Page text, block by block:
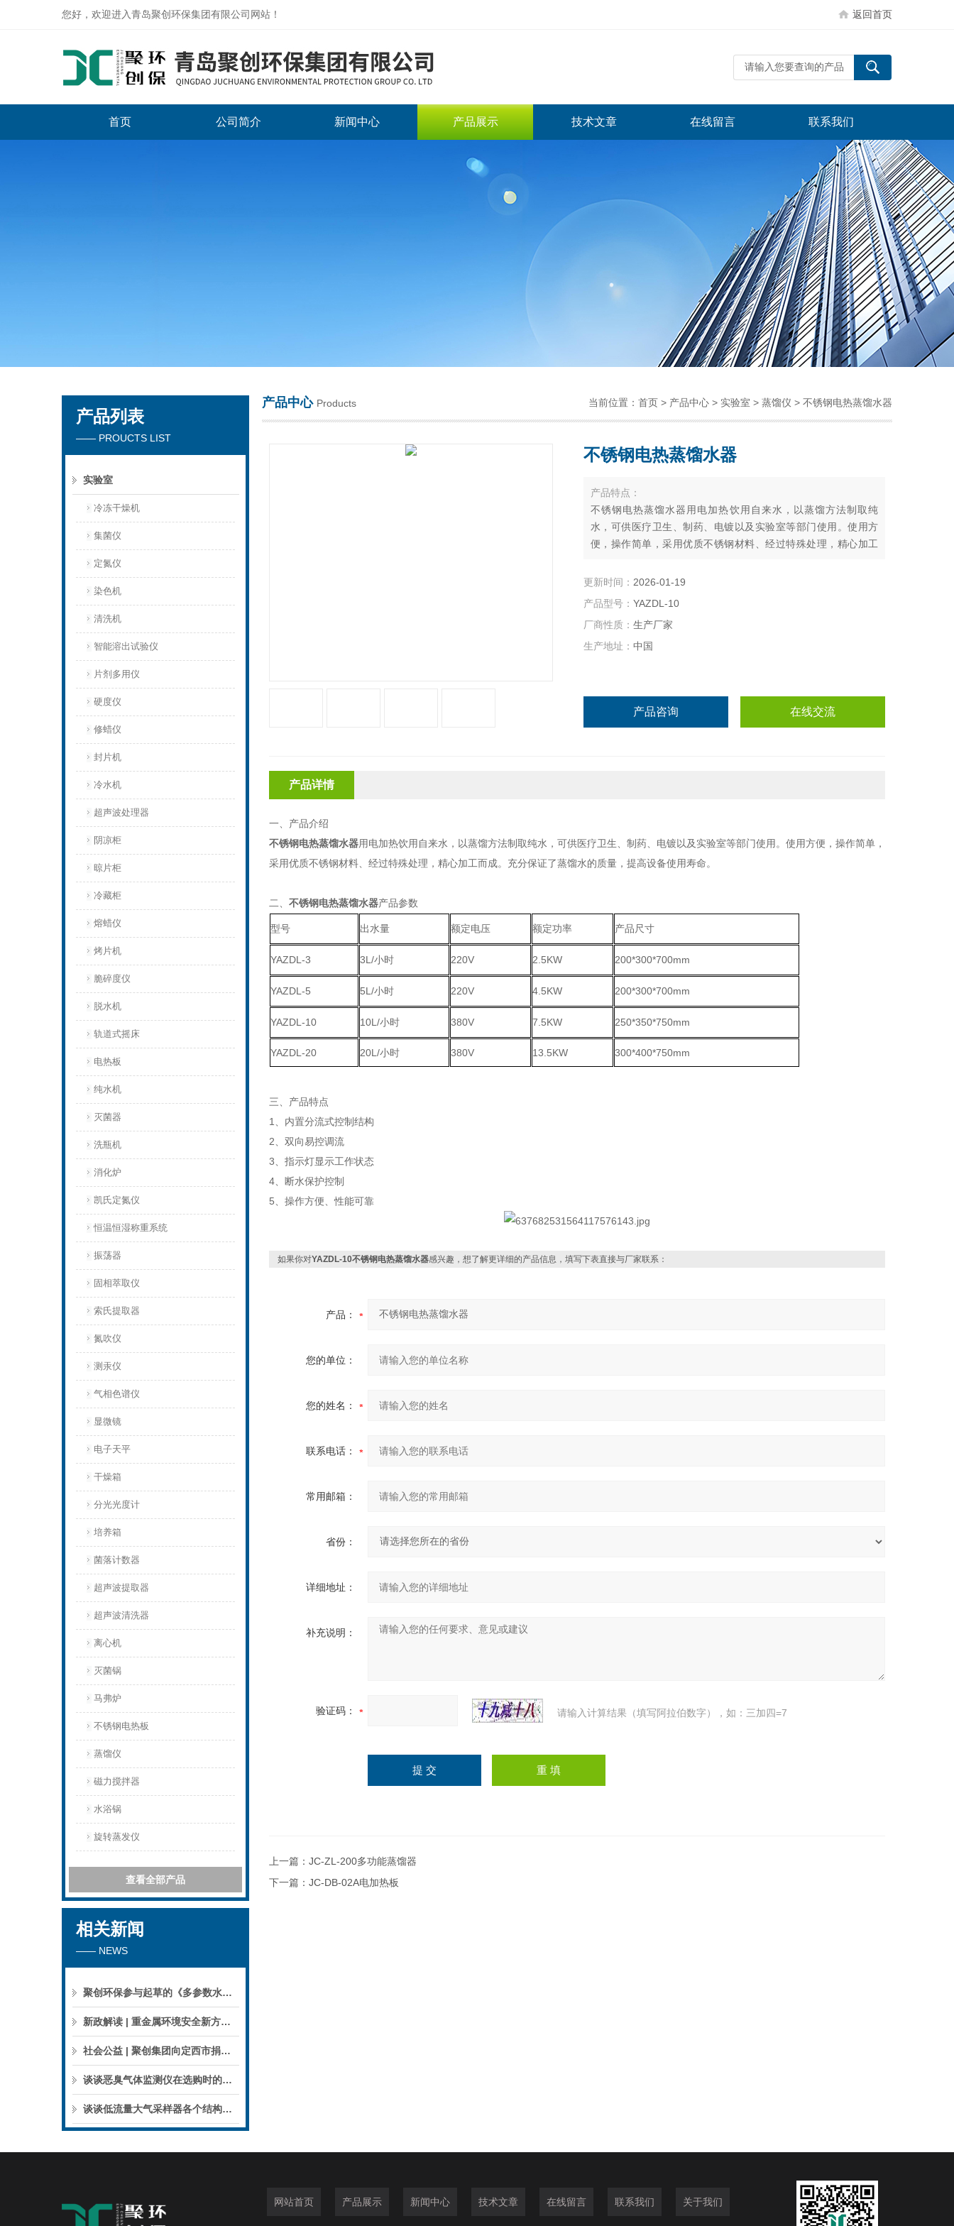
您好，欢迎进入青岛聚创环保集团有限公司网站！ 返回首页
首页 公司简介 新闻中心 产品展示 技术文章 在线留言 联系我们
产品列表
—— PROUCTS LIST
实验室
冷冻干燥机
集菌仪
定氮仪
染色机
清洗机
智能溶出试验仪
片剂多用仪
硬度仪
修蜡仪
封片机
冷水机
超声波处理器
阴凉柜
晾片柜
冷藏柜
熔蜡仪
烤片机
脆碎度仪
脱水机
轨道式摇床
电热板
纯水机
灭菌器
洗瓶机
消化炉
凯氏定氮仪
恒温恒湿称重系统
振荡器
固相萃取仪
索氏提取器
氮吹仪
测汞仪
气相色谱仪
显微镜
电子天平
干燥箱
分光光度计
培养箱
菌落计数器
超声波提取器
超声波清洗器
离心机
灭菌锅
马弗炉
不锈钢电热板
蒸馏仪
磁力搅拌器
水浴锅
旋转蒸发仪
查看全部产品
相关新闻
—— NEWS
聚创环保参与起草的《多参数水质分析仪》团标正式公布，促进国产仪器创新升级
新政解读 | 重金属环境安全新方案来了，聚焦5省21市！
社会公益 | 聚创集团向定西市捐赠检验检测仪器设备
谈谈恶臭气体监测仪在选购时的建议和指南
谈谈低流量大气采样器各个结构的特点
产品中心 Products 当前位置： 首页 > 产品中心 > 实验室 > 蒸馏仪 > 不锈钢电热蒸馏水器
不锈钢电热蒸馏水器
产品特点：
不锈钢电热蒸馏水器用电加热饮用自来水，以蒸馏方法制取纯
水，可供医疗卫生、制药、电镀以及实验室等部门使用。使用方
便，操作简单，采用优质不锈钢材料、经过特殊处理，精心加工
更新时间： 2026-01-19
产品型号： YAZDL-10
厂商性质： 生产厂家
生产地址： 中国
产品咨询 在线交流
产品详情
一、产品介绍
不锈钢电热蒸馏水器用电加热饮用自来水，以蒸馏方法制取纯水，可供医疗卫生、制药、电镀以及实验室等部门使用。使用方便，操作简单，
采用优质不锈钢材料、经过特殊处理，精心加工而成。充分保证了蒸馏水的质量，提高设备使用寿命。
二、 不锈钢电热蒸馏水器产品参数
型号 出水量 额定电压 额定功率 产品尺寸
YAZDL-3 3L/小时 220V 2.5KW 200*300*700mm
YAZDL-5 5L/小时 220V 4.5KW 200*300*700mm
YAZDL-10 10L/小时 380V 7.5KW 250*350*750mm
YAZDL-20 20L/小时 380V 13.5KW 300*400*750mm
三、产品特点
1、内置分流式控制结构
2、双向易控调流
3、指示灯显示工作状态
4、断水保护控制
5、操作方便、性能可靠
如果你对YAZDL-10不锈钢电热蒸馏水器感兴趣，想了解更详细的产品信息，填写下表直接与厂家联系：
产品：
您的单位：
您的姓名：
联系电话：
常用邮箱：
省份：
详细地址：
补充说明：
验证码： 请输入计算结果（填写阿拉伯数字），如：三加四=7
上一篇： JC-ZL-200多功能蒸馏器
下一篇： JC-DB-02A电加热板
网站首页 产品展示 新闻中心 技术文章 在线留言 联系我们 关于我们